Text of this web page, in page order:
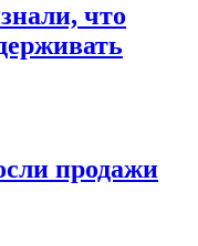
что
продажи